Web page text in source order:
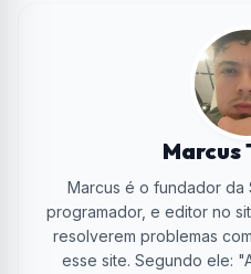
Marcus
Marcus é o fundador da
programador, e editor no
resolverem problemas
esse site. Segundo ele: